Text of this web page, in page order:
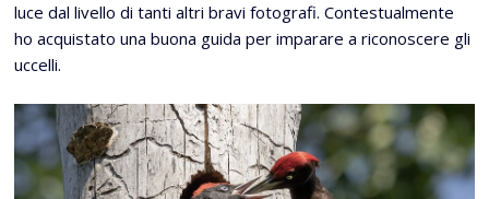
luce dal livello di tanti altri bravi fotografi. Contestualmente
ho acquistato una buona guida per imparare a riconoscere gli
uccelli.